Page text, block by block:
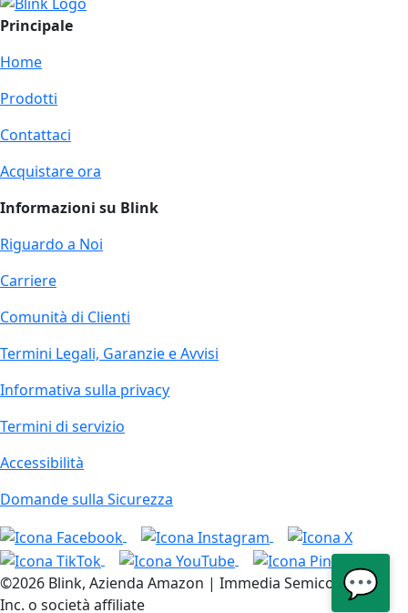
Principale
Home
Prodotti
Contattaci
Acquistare ora
Informazioni su Blink
Riguardo a Noi
Carriere
Comunità di Clienti
Termini Legali, Garanzie e Avvisi
Informativa sulla privacy
Termini di servizio
Accessibilità
Domande sulla Sicurezza
©2026 Blink, Azienda Amazon | Immedia Semiconductor,
Inc. o società affiliate
💬